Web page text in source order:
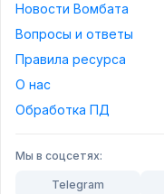
Новости Вомбата
Вопросы и ответы
Правила ресурса
О нас
Обработка ПД
Мы в соцсетях:
Telegram